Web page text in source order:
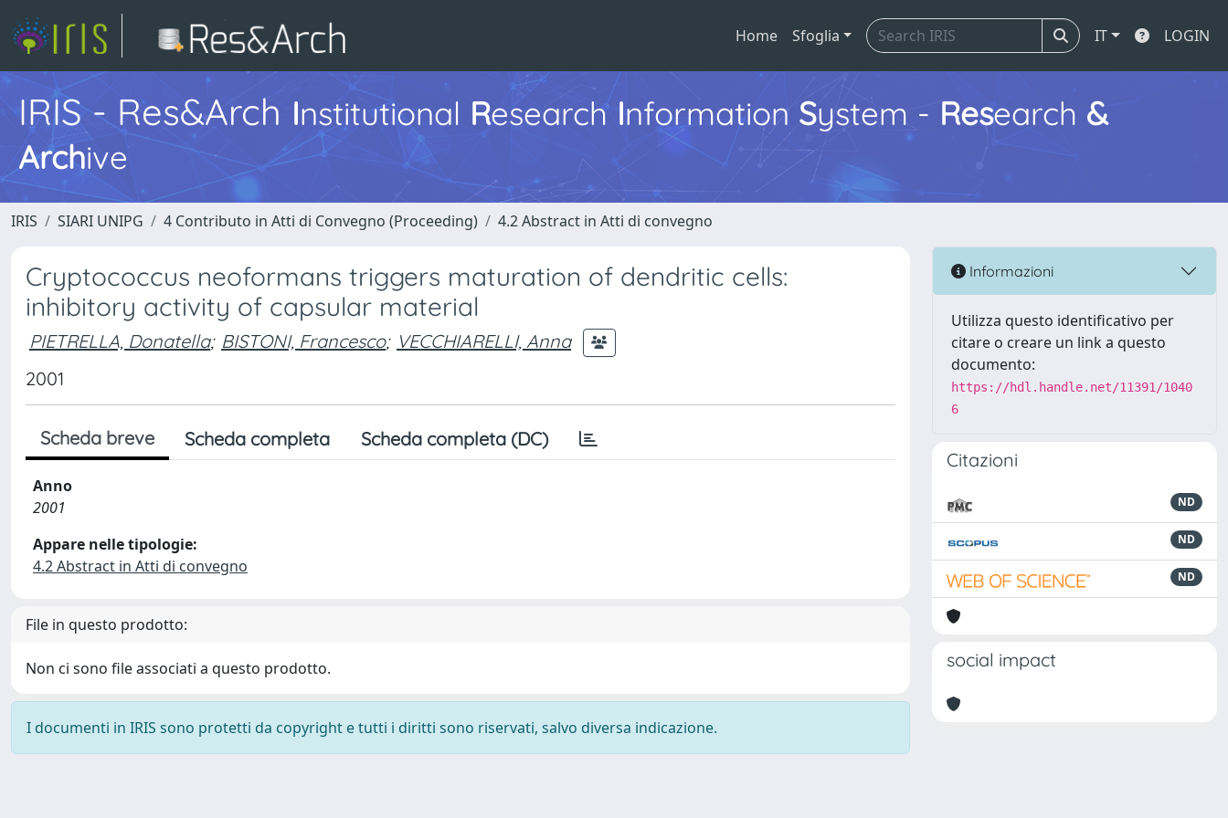
Home Sfoglia IT LOGIN
IRIS - Res&Arch Institutional Research Information System - Research &
Archive
IRIS SIARI UNIPG 4 Contributo in Atti di Convegno (Proceeding) 4.2 Abstract in Atti di convegno
Cryptococcus neoformans triggers maturation of dendritic cells:
inhibitory activity of capsular material
PIETRELLA, Donatella; BISTONI, Francesco; VECCHIARELLI, Anna
2001
Scheda breve Scheda completa Scheda completa (DC)
Anno
2001
Appare nelle tipologie:
4.2 Abstract in Atti di convegno
File in questo prodotto:
Non ci sono file associati a questo prodotto.
I documenti in IRIS sono protetti da copyright e tutti i diritti sono riservati, salvo diversa indicazione.
Informazioni
Utilizza questo identificativo per
citare o creare un link a questo
documento:
https://hdl.handle.net/11391/1040
6
Citazioni
ND
ND
ND
social impact